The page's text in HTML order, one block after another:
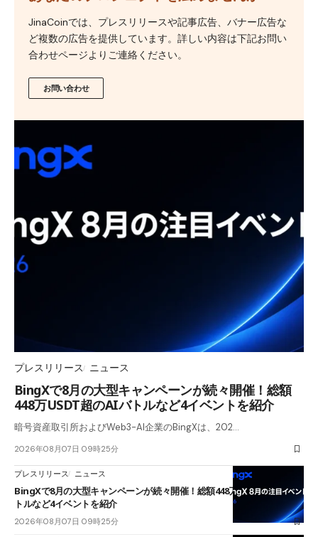
JinaCoinでは、プレスリリースや記事広告、バナー広告な
ど複数の広告を提供しています。詳しい内容は下記お問い
合わせページよりご連絡ください。
お問い合わせ
プレスリリース ニュース
BingXで8月の大型キャンペーンが続々開催！総額
448万USDT超のAIバトルなど4イベントを紹介
暗号資産取引所およびWeb3-AI企業のBingXは、202…
2026年08月07日 09時25分
プレスリリース ニュース
BingXで8月の大型キャンペーンが続々開催！総額448万USDT超のAIバ
トルなど4イベントを紹介
2026年08月07日 09時25分